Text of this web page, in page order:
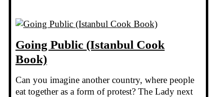
Going Public (Istanbul Cook
Book)
Can you imagine another country, where people
eat together as a form of protest? The Lady next